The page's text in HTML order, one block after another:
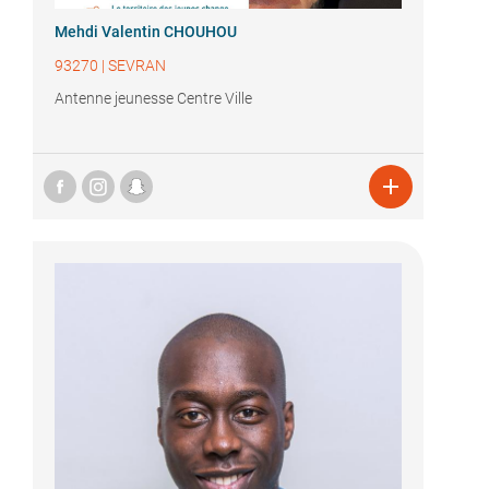
Mehdi Valentin CHOUHOU
93270 | SEVRAN
Antenne jeunesse Centre Ville
